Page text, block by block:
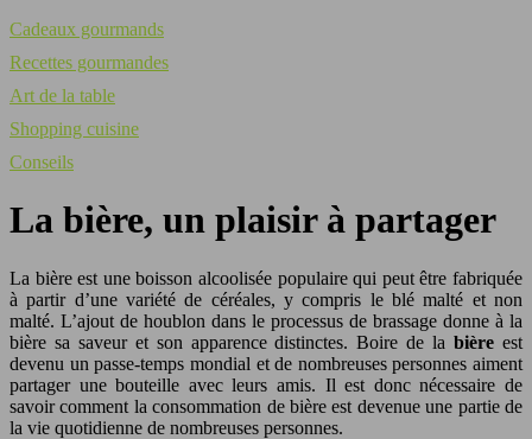
Cadeaux gourmands
Recettes gourmandes
Art de la table
Shopping cuisine
Conseils
La bière, un plaisir à partager
La bière est une boisson alcoolisée populaire qui peut être fabriquée
à partir d’une variété de céréales, y compris le blé malté et non
malté. L’ajout de houblon dans le processus de brassage donne à la
bière sa saveur et son apparence distinctes. Boire de labière est
devenu un passe-temps mondial et de nombreuses personnes aiment
partager une bouteille avec leurs amis. Il est donc nécessaire de
savoir comment la consommation de bière est devenue une partie de
la vie quotidienne de nombreuses personnes.